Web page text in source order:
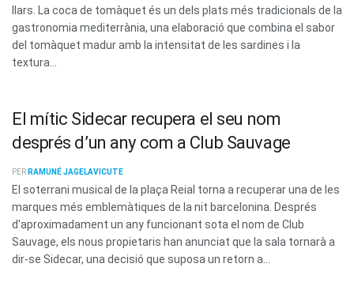
llars. La coca de tomàquet és un dels plats més tradicionals de la
gastronomia mediterrània, una elaboració que combina el sabor
del tomàquet madur amb la intensitat de les sardines i la
textura...
El mític Sidecar recupera el seu nom
després d’un any com a Club Sauvage
PER RAMUNÉ JAGELAVICUTE
El soterrani musical de la plaça Reial torna a recuperar una de les
marques més emblemàtiques de la nit barcelonina. Després
d'aproximadament un any funcionant sota el nom de Club
Sauvage, els nous propietaris han anunciat que la sala tornarà a
dir-se Sidecar, una decisió que suposa un retorn a...